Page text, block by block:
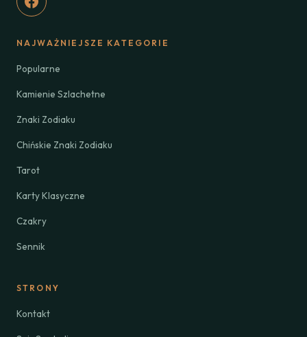
NAJWAŻNIEJSZE KATEGORIE
Popularne
Kamienie Szlachetne
Znaki Zodiaku
Chińskie Znaki Zodiaku
Tarot
Karty Klasyczne
Czakry
Sennik
STRONY
Kontakt